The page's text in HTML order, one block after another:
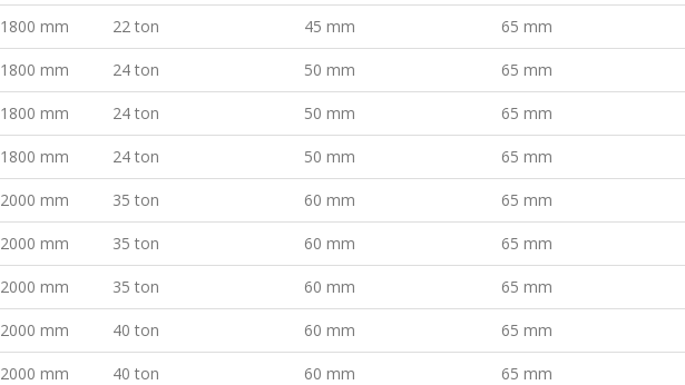
1800 mm 22 ton 45 mm 65 mm
1800 mm 24 ton 50 mm 65 mm
1800 mm 24 ton 50 mm 65 mm
1800 mm 24 ton 50 mm 65 mm
2000 mm 35 ton 60 mm 65 mm
2000 mm 35 ton 60 mm 65 mm
2000 mm 35 ton 60 mm 65 mm
2000 mm 40 ton 60 mm 65 mm
2000 mm 40 ton 60 mm 65 mm